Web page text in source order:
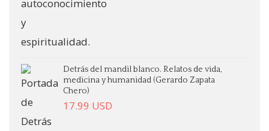
Detrás del mandil blanco. Relatos de vida,
medicina y humanidad (Gerardo Zapata
Chero)
17.99 USD